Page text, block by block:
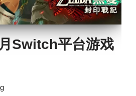
Switch平台游戏